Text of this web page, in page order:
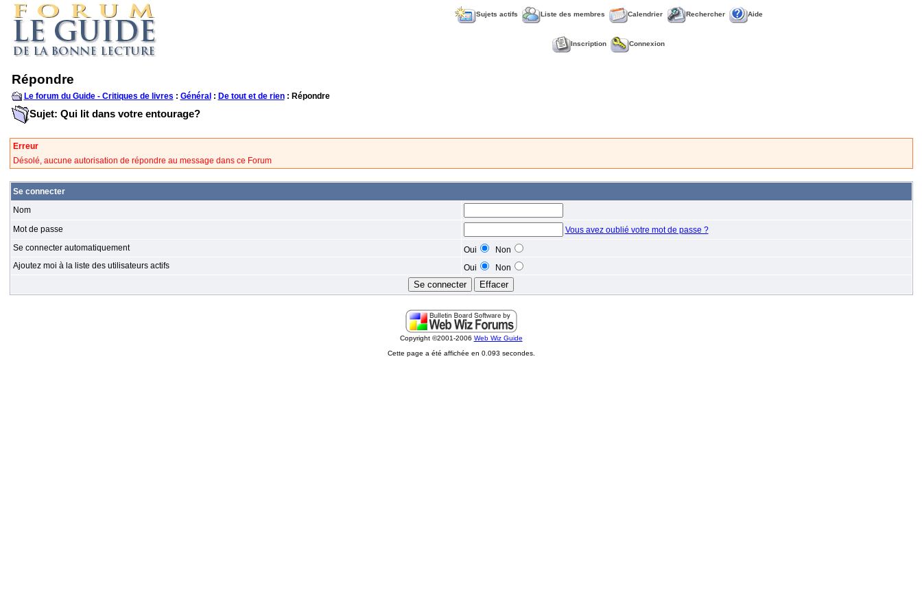
Sujets actifs Liste des membres Calendrier Rechercher Aide
Inscription Connexion
Répondre
Le forum du Guide - Critiques de livres : Général : De tout et de rien: Répondre
Sujet: Qui lit dans votre entourage?
Erreur
Désolé, aucune autorisation de répondre au message dans ce Forum
Se connecter
Nom
Mot de passe
Vous avez oublié votre mot de passe ?
Se connecter automatiquement
Oui
Non
Ajoutez moi à la liste des utilisateurs actifs
Oui Non
Copyright ©2001-2006 Web Wiz Guide
Cette page a été affichée en 0.093 secondes.